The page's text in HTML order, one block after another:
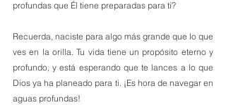
profundas que Él tiene preparadas para ti?
Recuerda, naciste para algo más grande que lo que
ves en la orilla. Tu vida tiene un propósito eterno y
profundo, y está esperando que te lances a lo que
Dios ya ha planeado para ti. ¡Es hora de navegar en
aguas profundas!